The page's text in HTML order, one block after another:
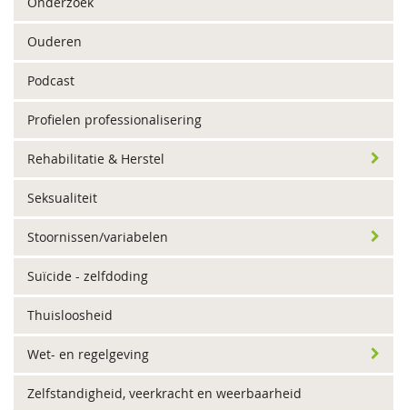
Ouderen
Podcast
Profielen professionalisering
Rehabilitatie & Herstel
Seksualiteit
Stoornissen/variabelen
Suïcide - zelfdoding
Thuisloosheid
Wet- en regelgeving
Zelfstandigheid, veerkracht en weerbaarheid